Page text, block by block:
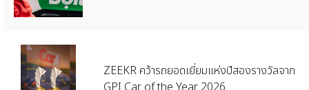
ZEEKR คว้ารถยอดเยี่ยมแห่งปีสองรางวัลจาก